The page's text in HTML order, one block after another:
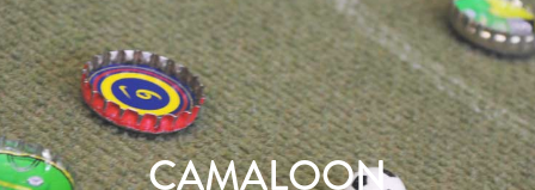
al
contenido
CAMALOON